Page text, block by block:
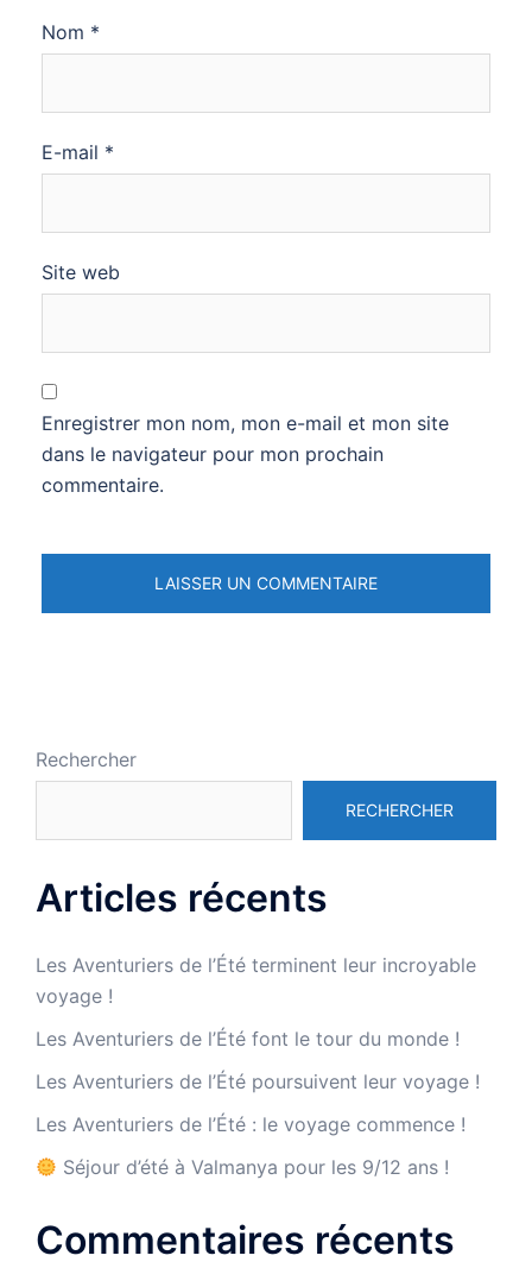
Nom *
E-mail *
Site web
Enregistrer mon nom, mon e-mail et mon site
dans le navigateur pour mon prochain
commentaire.
Rechercher
RECHERCHER
Articles récents
Les Aventuriers de l’Été terminent leur incroyable
voyage !
Les Aventuriers de l’Été font le tour du monde !
Les Aventuriers de l’Été poursuivent leur voyage !
Les Aventuriers de l’Été : le voyage commence !
Séjour d’été à Valmanya pour les 9/12 ans !
Commentaires récents